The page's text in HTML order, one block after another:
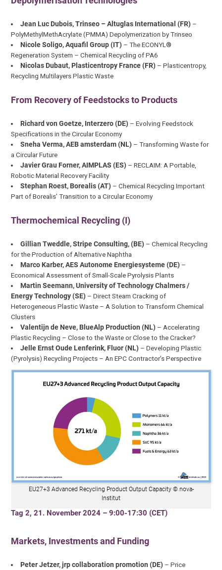
Jean Luc Dubois, Trinseo – Altuglas International (FR)–
PolyMethylMethAcrylate (PMMA) Depolymerization by Trinseo
Nicole Soligo, Aquafil Group (IT)– The ECONYL®
Regeneration System – Chemical Recycling of PA6
Nicolas Dubaut, Plasticentropy France (FR)– Plasticentropy,
Recycling Multilayers Plastic Waste
From Recovery of Feedstocks to Products
Richard von Goetze, Interzero (DE)– Evolving Feedstock
Specifications in the Circular Economy
Sneha Verma, AEB amsterdam (NL)– Transforming Waste for
a Circular Future
Javier Grau Forner, AIMPLAS (ES)– RECLAIM: A Portable,
Robotic Material Recovery Facility
Stephan Roest, Borealis (AT) – Chemical Recycling Important
Part of Borealis’ Transition to a Circular Economy
Thermochemical Recycling (I)
Gillian Tweddle, Stripe Consulting, (BE) – Chemical Recycling
for the Production of Alternative Naphtha
Marco Karber, AES Autonome Energiesysteme (DE) –
Economical Assessment of Small-Scale Pyrolysis Plants
Martin Seemann, University of Technology Chalmers /
Energy Technology (SE) – Direct Steam Cracking of
Heterogeneous Plastic Waste – A Solution to Transform Chemical
Clusters
Valentijn de Neve, BlueAlp Production (NL)– Accelerating
Plastic Recycling – Close to the Waste or Close to the Cracker?
Jelle Ernst Oude Lenferink, Fluor (NL) – Developing Plastic
(Pyrolysis) Recycling Projects – An EPC Contractor’s Perspective
EU27+3 Advanced Recycling Product Output Capacity © nova-
Institut
Tag 2, 21. November 2024 – 9:00-17:30 (CET)
Markets, Investments and Funding
Peter Jetzer, jrp collaboration promotion (DE)– Price